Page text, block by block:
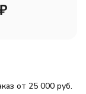
от 25 000 руб.